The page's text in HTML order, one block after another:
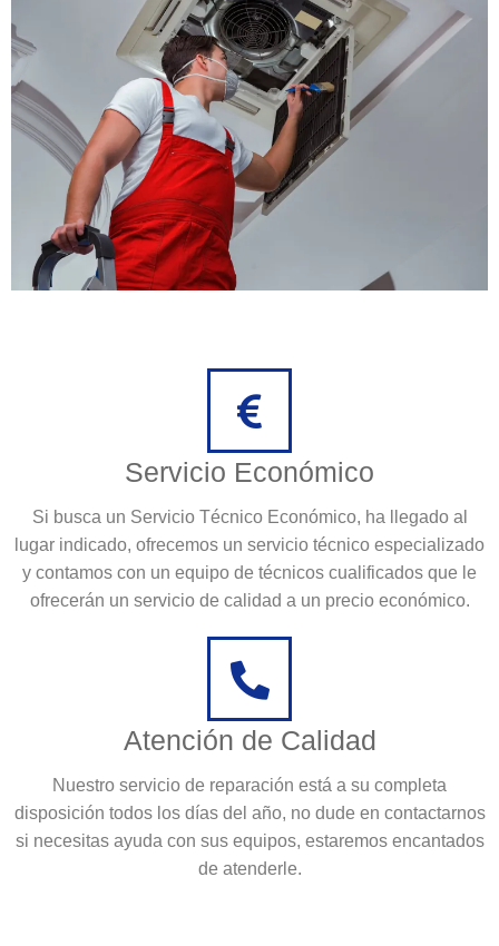
Servicio Económico
Si busca un Servicio Técnico Económico, ha llegado al
lugar indicado, ofrecemos un servicio técnico especializado
y contamos con un equipo de técnicos cualificados que le
ofrecerán un servicio de calidad a un precio económico.
Atención de Calidad
Nuestro servicio de reparación está a su completa
disposición todos los días del año, no dude en contactarnos
si necesitas ayuda con sus equipos, estaremos encantados
de atenderle.